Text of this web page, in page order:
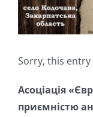
Sorry, this entry
Асоціація
приємністю